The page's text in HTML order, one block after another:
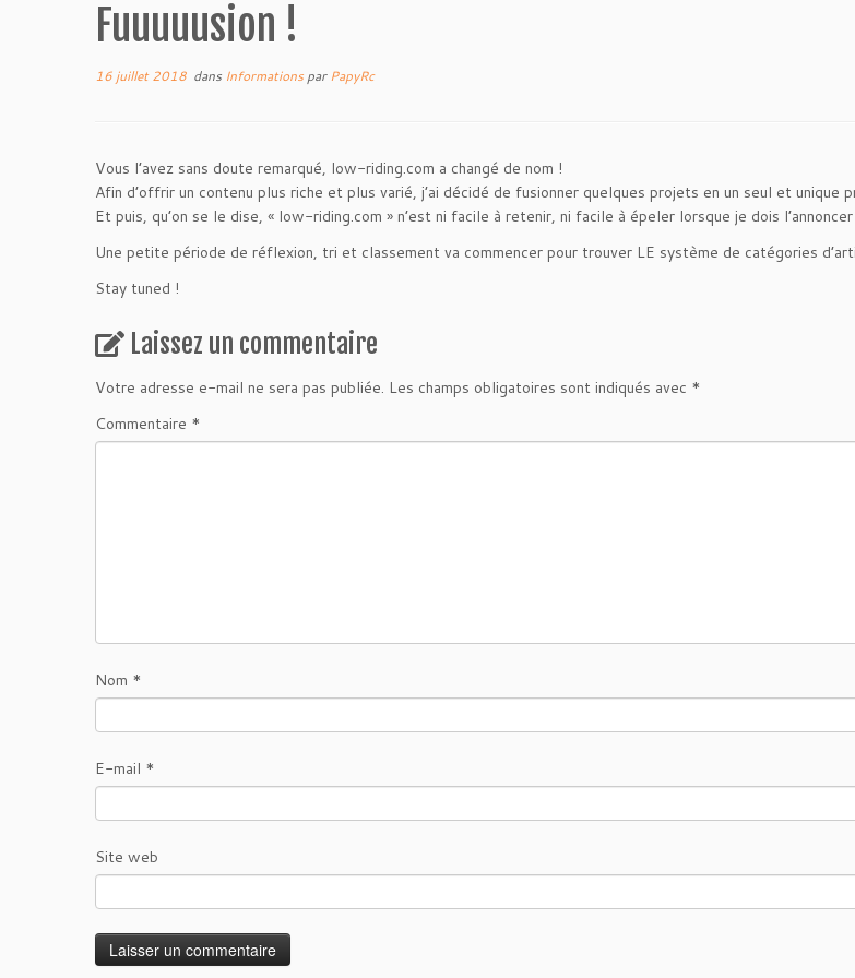
Fuuuuusion !
16 juillet 2018 dans Informations parPapyRc
Vous l’avez sans doute remarqué, low-riding.com a changé de nom !
Afin d’offrir un contenu plus riche et plus varié, j’ai décidé de fusionner quelques projets en un seul et unique
Et puis, qu’on se le dise, « low-riding.com » n’est ni facile à retenir, ni facile à épeler lorsque je dois l’annoncer
Une petite période de réflexion, tri et classement va commencer pour trouver LE système de catégories
Stay tuned !
Laissez un commentaire
Votre adresse e-mail ne sera pas publiée. Les champs obligatoires sont indiqués avec *
Commentaire *
Nom *
E-mail *
Site web